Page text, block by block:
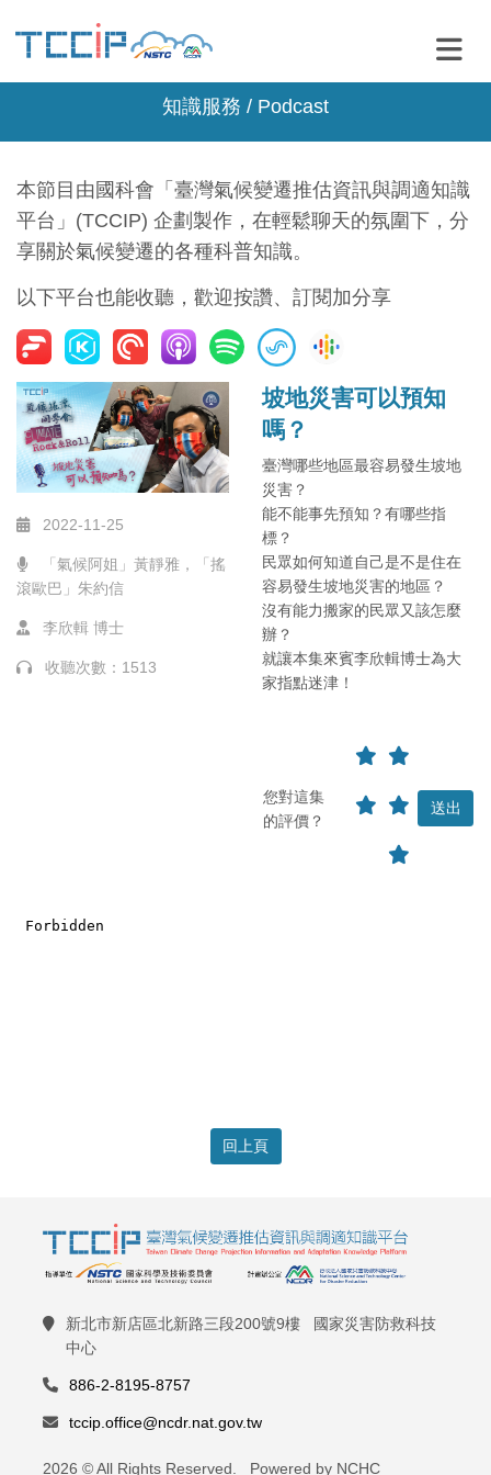
知識服務 / Podcast
本節目由國科會「臺灣氣候變遷推估資訊與調適知識
平台」(TCCIP) 企劃製作，在輕鬆聊天的氛圍下，分
享關於氣候變遷的各種科普知識。
以下平台也能收聽，歡迎按讚、訂閱加分享
2022-11-25
「氣候阿姐」黃靜雅，「搖
滾歐巴」朱約信
李欣輯 博士
收聽次數：1513
坡地災害可以預知
嗎？
臺灣哪些地區最容易發生坡地
災害？
能不能事先預知？有哪些指
標？
民眾如何知道自己是不是住在
容易發生坡地災害的地區？
沒有能力搬家的民眾又該怎麼
辦？
就讓本集來賓李欣輯博士為大
家指點迷津！
您對這集
的評價？
回上頁
新北市新店區北新路三段200號9樓 國家災害防救科技
中心
886-2-8195-8757
tccip.office@ncdr.nat.gov.tw
2026 © All Rights Reserved. Powered by NCHC